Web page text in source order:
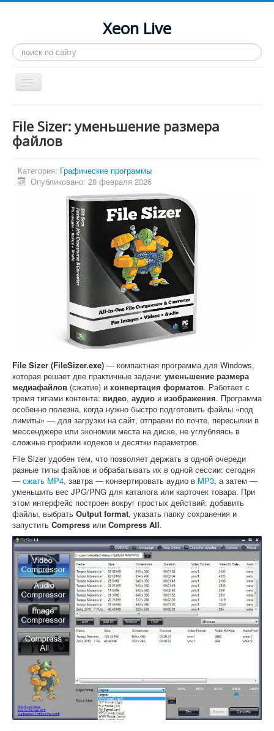
Xeon Live
Искать...
Toggle
Navigation
LGA 2011-3
Процессоры
Инструкции
Конференция
Системные программы
File Sizer: уменьшение размера
файлов
Категория: Графические программы
Опубликовано: 28 февраля 2026
File Sizer (FileSizer.exe) — компактная программа для Windows,
которая решает две практичные задачи: уменьшение размера
медиафайлов (сжатие) и конвертация форматов. Работает с
тремя типами контента: видео, аудио и изображения. Программа
особенно полезна, когда нужно быстро подготовить файлы «под
лимиты» — для загрузки на сайт, отправки по почте, пересылки в
мессенджере или экономии места на диске, не углубляясь в
сложные профили кодеков и десятки параметров.
File Sizer удобен тем, что позволяет держать в одной очереди
разные типы файлов и обрабатывать их в одной сессии: сегодня
— сжать MP4, завтра — конвертировать аудио в MP3, а затем —
уменьшить вес JPG/PNG для каталога или карточек товара. При
этом интерфейс построен вокруг простых действий: добавить
файлы, выбрать Output format, указать папку сохранения и
запустить Compress или Compress All.